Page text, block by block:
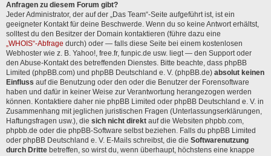
Anfragen zu diesem Forum gibt?
Jeder Administrator, der auf der „Das Team“-Seite aufgeführt ist, ist ein
geeigneter Kontakt für deine Beschwerde. Wenn du so keine Antwort erhältst,
solltest du den Besitzer der Domain kontaktieren (führe dazu eine
„WHOIS“-Abfrage durch) oder — falls diese Seite bei einem kostenlosen
Webhoster wie z. B. Yahoo!, free.fr, funpic.de usw. liegt — den Support oder
den Abuse-Kontakt des betreffenden Dienstes. Bitte beachte, dass phpBB
Limited (phpBB.com) und phpBB Deutschland e. V. (phpBB.de) absolut keinen
Einfluss auf die Benutzung oder den oder die Benutzer der Forensoftware
haben und dafür in keiner Weise zur Verantwortung herangezogen werden
können. Kontaktiere daher nie phpBB Limited oder phpBB Deutschland e. V. in
Zusammenhang mit jeglichen juristischen Fragen (Unterlassungserklärungen,
Haftungsfragen usw.), die sich nicht direkt auf die Websiten phpbb.com,
phpbb.de oder die phpBB-Software selbst beziehen. Falls du phpBB Limited
oder phpBB Deutschland e. V. E-Mails schreibst, die die Softwarenutzung
durch Dritte betreffen, so wirst du, wenn überhaupt, höchstens eine knappe